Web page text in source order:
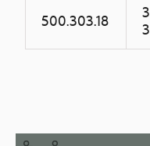
500.303.18